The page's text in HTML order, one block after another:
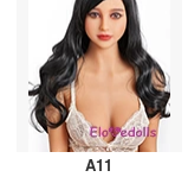
A11